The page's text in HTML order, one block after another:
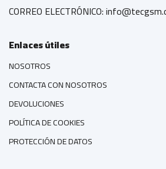
CORREO ELECTRÓNICO:
Enlaces útiles
NOSOTROS
CONTACTA CON NOSOTROS
DEVOLUCIONES
POLÍTICA DE COOKIES
PROTECCIÓN DE DATOS